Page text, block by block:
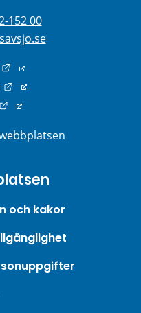
152 00
Länk till annan
Länk till annan
Länk till annan webbplats.
och kakor